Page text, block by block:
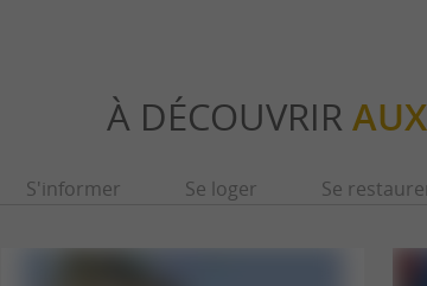
À DÉCOUVRIR
S'informer Se loger Se